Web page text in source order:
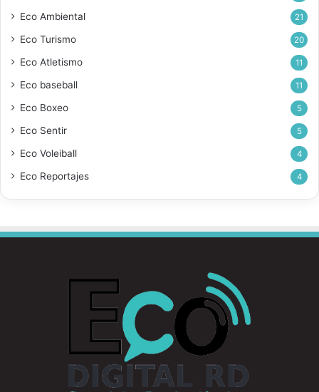
Eco Ambiental 21
Eco Turismo 20
Eco Atletismo 11
Eco baseball 11
Eco Boxeo 5
Eco Sentir 5
Eco Voleiball 4
Eco Reportajes 4